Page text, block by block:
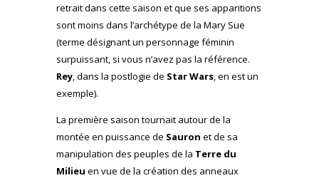
retrait dans cette saison et que ses apparitions
sont moins dans l’archétype de la Mary Sue
(terme désignant un personnage féminin
surpuissant, si vous n’avez pas la référence.
Rey, dans la postlogie de Star Wars, en est un
exemple).
La première saison tournait autour de la
montée en puissance de Sauron et de sa
manipulation des peuples de la Terre du
Milieu en vue de la création des anneaux